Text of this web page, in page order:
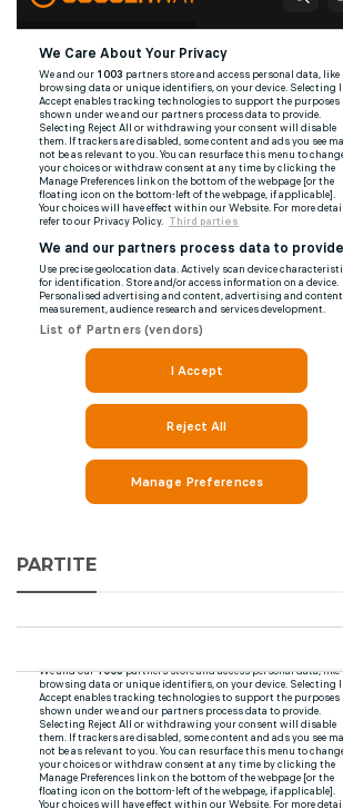
PARTITE